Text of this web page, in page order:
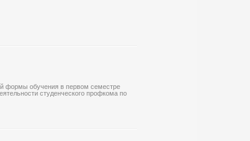
формы обучения в первом семестре
студенческого профкома по